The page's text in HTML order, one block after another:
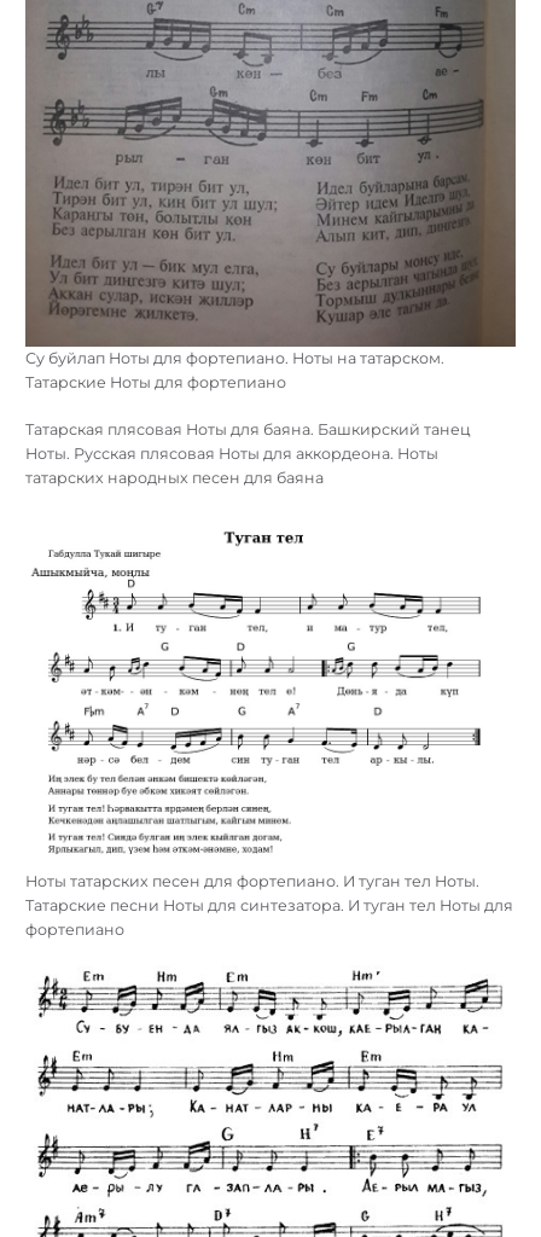
Су буйлап Ноты для фортепиано. Ноты на татарском.
Татарские Ноты для фортепиано
Татарская плясовая Ноты для баяна. Башкирский танец
Ноты. Русская плясовая Ноты для аккордеона. Ноты
татарских народных песен для баяна
Ноты татарских песен для фортепиано. И туган тел Ноты.
Татарские песни Ноты для синтезатора. И туган тел Ноты для
фортепиано